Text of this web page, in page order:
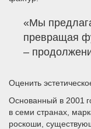
«Мы
превращая
–
Оценить
Основанный в 2001
в семи странах,
роскоши,